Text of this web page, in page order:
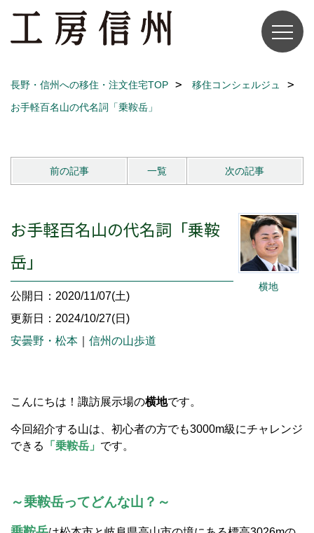
長野・信州への移住・注文住宅TOP
移住コンシェルジュ
お手軽百名山の代名詞「乗鞍岳」
前の記事 一覧 次の記事
横地
お手軽百名山の代名詞「乗鞍
岳」
公開日：2020/11/07(土)
更新日：2024/10/27(日)
安曇野・松本
信州の山歩道
こんにちは！諏訪展示場の横地です。
今回紹介する山は、初心者の方でも3000m級にチャレンジ
できる
「乗鞍岳」 です。
～乗鞍岳ってどんな山？～